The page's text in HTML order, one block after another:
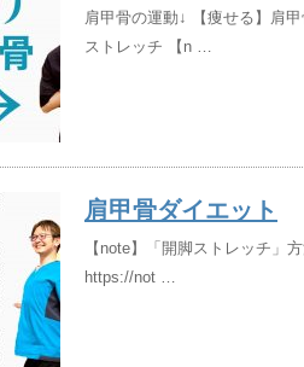
肩甲骨の運動↓ 【痩せる】肩
ストレッチ 【n …
肩甲骨ダイエット
【note】「開脚ストレッチ」
https://not …